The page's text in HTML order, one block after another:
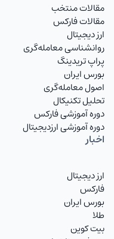
مقالات منتخب
مقالات فارکس
ارز دیجیتال
روانشناسی معامله‌گری
پراپ تریدینگ
بورس ایران
اصول معامله‌گری
تحلیل تکنیکال
دوره آموزشی فارکس
دوره آموزشی ارزدیجیتال
اخبار
ارز دیجیتال
فارکس
بورس ایران
طلا
بیت کوین